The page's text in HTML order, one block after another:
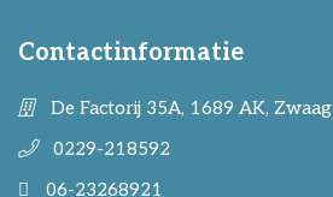
Contactinformatie
De Factorij 35A, 1689 AK, Zwaag
0229-218592
06-23268921